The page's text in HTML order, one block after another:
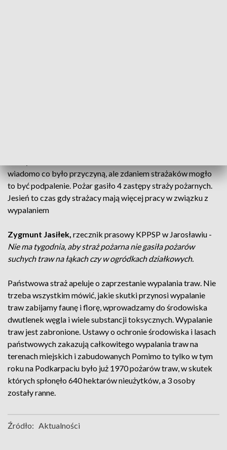
wiadomo co było przyczyną, ale zdaniem strażaków mogło
to być podpalenie. Pożar gasiło 4 zastępy straży pożarnych.
Jesień to czas gdy strażacy mają więcej pracy w związku z
wypalaniem
Zygmunt Jasiłek, rzecznik prasowy KPPSP w Jarosławiu -
Nie ma tygodnia, aby straż pożarna nie gasiła pożarów
suchych traw na łąkach czy w ogródkach działkowych.
Państwowa straż apeluje o zaprzestanie wypalania traw. Nie
trzeba wszystkim mówić, jakie skutki przynosi wypalanie
traw zabijamy faunę i florę, wprowadzamy do środowiska
dwutlenek węgla i wiele substancji toksycznych. Wypalanie
traw jest zabronione. Ustawy o ochronie środowiska i lasach
państwowych zakazują całkowitego wypalania traw na
terenach miejskich i zabudowanych Pomimo to tylko w tym
roku na Podkarpaciu było już 1970 pożarów traw, w skutek
których spłonęło 640 hektarów nieużytków, a 3 osoby
zostały ranne.
Źródło: Aktualności